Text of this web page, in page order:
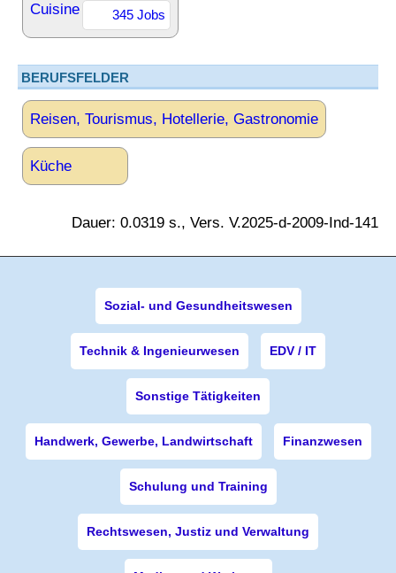
Cuisine 345 Jobs
BERUFSFELDER
Reisen, Tourismus, Hotellerie, Gastronomie
Küche
Dauer: 0.0319 s., Vers. V.2025-d-2009-Ind-141
Sozial- und Gesundheitswesen
Technik & Ingenieurwesen EDV / IT
Sonstige Tätigkeiten
Handwerk, Gewerbe, Landwirtschaft Finanzwesen
Schulung und Training
Rechtswesen, Justiz und Verwaltung